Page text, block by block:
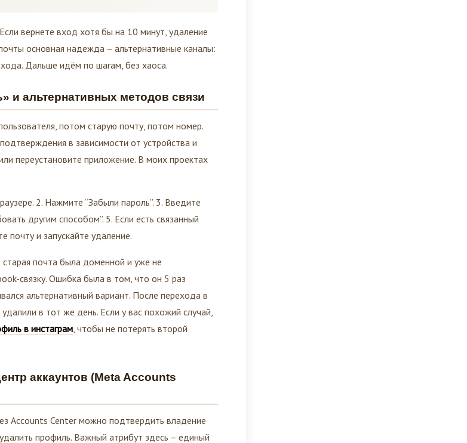
вернете вход хотя бы на 10 минут, удаление
основная надежда – альтернативные каналы:
Дальше идём по шагам, без хаоса.
и альтернативных методов связи
потом старую почту, потом номер.
в зависимости от устройства и
переустановите приложение. В моих проектах
2. Нажмите “Забыли пароль”. 3. Введите
другим способом”. 5. Если есть связанный
почту и запускайте удаление.
почта была доменной и уже не
связку. Ошибка была в том, что он 5 раз
альтернативный вариант. После перехода в
в тот же день. Если у вас похожий случай,
в инстаграм , чтобы не потерять второй
аккаунтов (Meta Accounts
Accounts Center можно подтвердить владение
профиль. Важный атрибут здесь – единый